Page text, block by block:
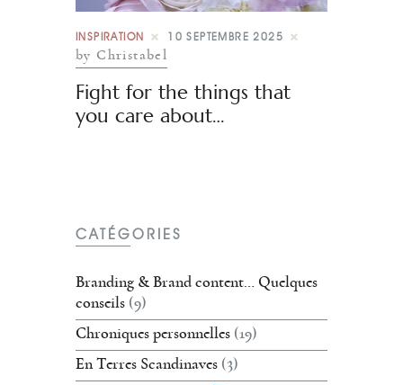
INSPIRATION 10 SEPTEMBRE 2025
by Christabel
Fight for the things that
you care about…
CATÉGORIES
Branding & Brand content… Quelques
conseils (9)
Chroniques personnelles (19)
En Terres Scandinaves (3)